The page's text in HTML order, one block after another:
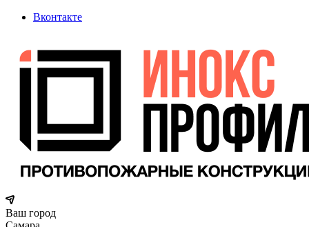
Вконтакте
Ваш город